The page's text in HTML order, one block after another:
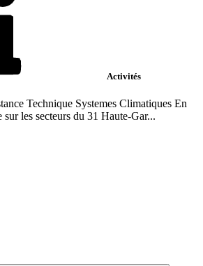
Activités
Technique Systemes Climatiques En
les secteurs du 31 Haute-Gar...